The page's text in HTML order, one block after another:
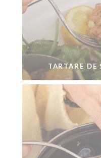
TARTARE DE